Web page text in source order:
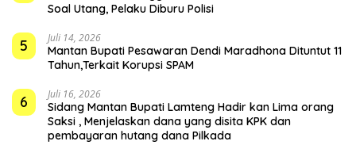
Soal Utang, Pelaku Diburu Polisi
5 Juli 14, 2026
Mantan Bupati Pesawaran Dendi Maradhona Dituntut 11
Tahun,Terkait Korupsi SPAM
6 Juli 16, 2026
Sidang Mantan Bupati Lamteng Hadir kan Lima orang
Saksi , Menjelaskan dana yang disita KPK dan
pembayaran hutang dana Pilkada